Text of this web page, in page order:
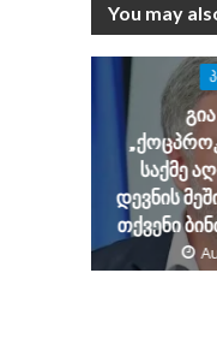
You may
საქმე
დევნის
თქვენი